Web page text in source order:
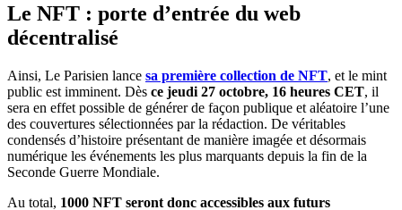
Le NFT : porte d’entrée du web
décentralisé
Ainsi, Le Parisien lance sa première collection de NFT, et le mint
public est imminent. Dès ce jeudi 27 octobre, 16 heures CET, il
sera en effet possible de générer de façon publique et aléatoire l’une
des couvertures sélectionnées par la rédaction. De véritables
condensés d’histoire présentant de manière imagée et désormais
numérique les événements les plus marquants depuis la fin de la
Seconde Guerre Mondiale.
Au total, 1000 NFT seront donc accessibles aux futurs